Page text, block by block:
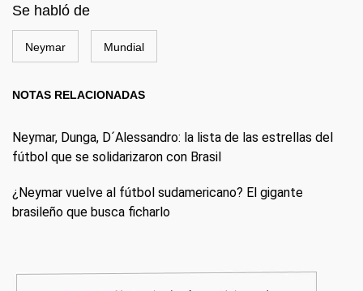
Se habló de
Neymar Mundial
NOTAS RELACIONADAS
Neymar, Dunga, D´Alessandro: la lista de las estrellas del
fútbol que se solidarizaron con Brasil
¿Neymar vuelve al fútbol sudamericano? El gigante
brasileño que busca ficharlo